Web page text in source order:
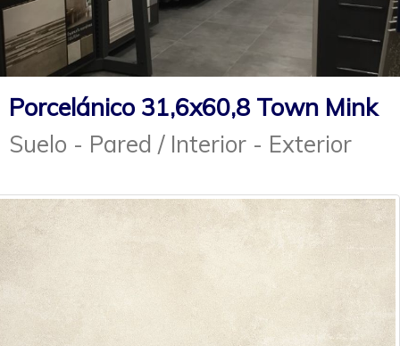
Porcelánico 31,6x60,8 Town Mink
Suelo - Pared / Interior - Exterior